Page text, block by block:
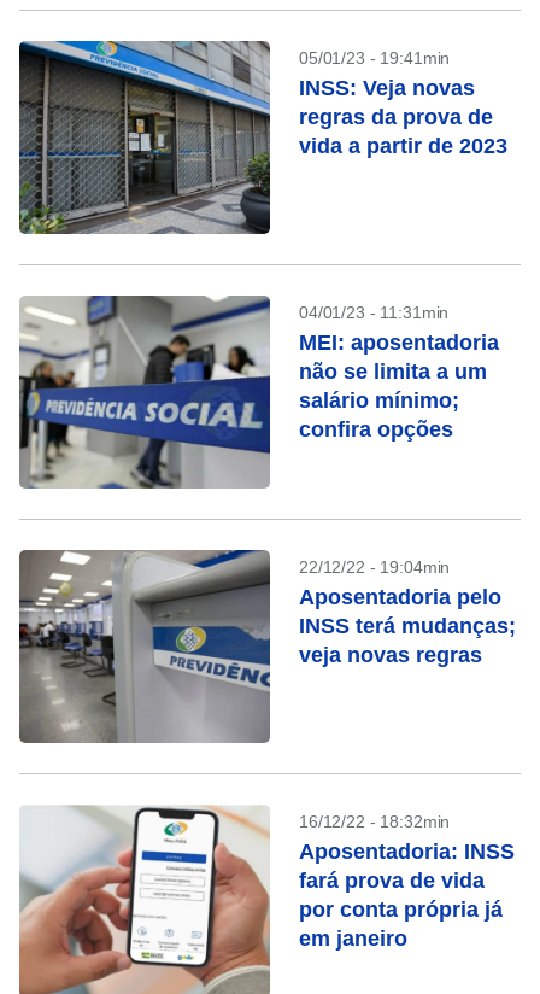
05/01/23 - 19:41min
INSS: Veja novas
regras da prova de
vida a partir de 2023
04/01/23 - 11:31min
MEI: aposentadoria
não se limita a um
salário mínimo;
confira opções
22/12/22 - 19:04min
Aposentadoria pelo
INSS terá mudanças;
veja novas regras
16/12/22 - 18:32min
Aposentadoria: INSS
fará prova de vida
por conta própria já
em janeiro